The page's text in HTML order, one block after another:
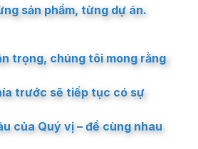
sản phẩm, từng dự án.
trọng, chúng tôi mong rằng
trước sẽ tiếp tục có sự
của Quý vị – để cùng nhau